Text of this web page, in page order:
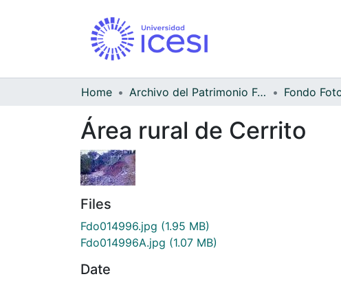
Home Archivo del Patrimonio Fotográfico y Fílmico del Valle del Cauca
Área rural de Cerrito
Files
Fdo014996.jpg (1.95 MB)
Fdo014996A.jpg (1.07 MB)
Date